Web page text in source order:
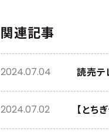
関連記事
読売
2024.07.04
【とち
2024.07.02